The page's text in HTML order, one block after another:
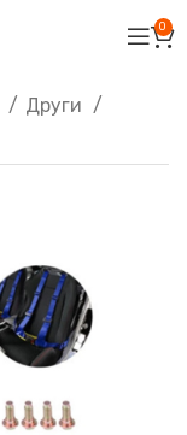
0
Други